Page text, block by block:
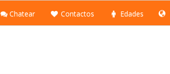
Chatear Contactos Edades